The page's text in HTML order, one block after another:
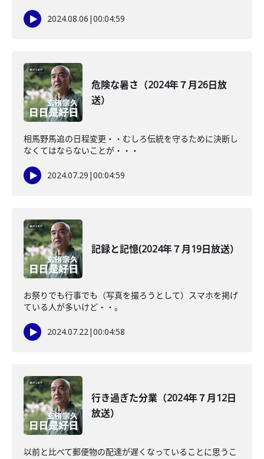
2024.08.06 |00:04:59
危険な暑さ（2024年７月26日放
送）
相馬野馬追の日程変更・・むしろ伝統を守るために決断し
なくてはならないことが・・・
2024.07.29 |00:04:59
記録と記憶(2024年７月19日放送）
お祭りでも行事でも（写真を撮ろうとして）スマホを掲げ
ている人が多いけど・・。
2024.07.22|00:04:58
行き過ぎた分業（2024年７月12日
放送）
以前と比べて郵便物の配達が遅くなっていることに思うこ